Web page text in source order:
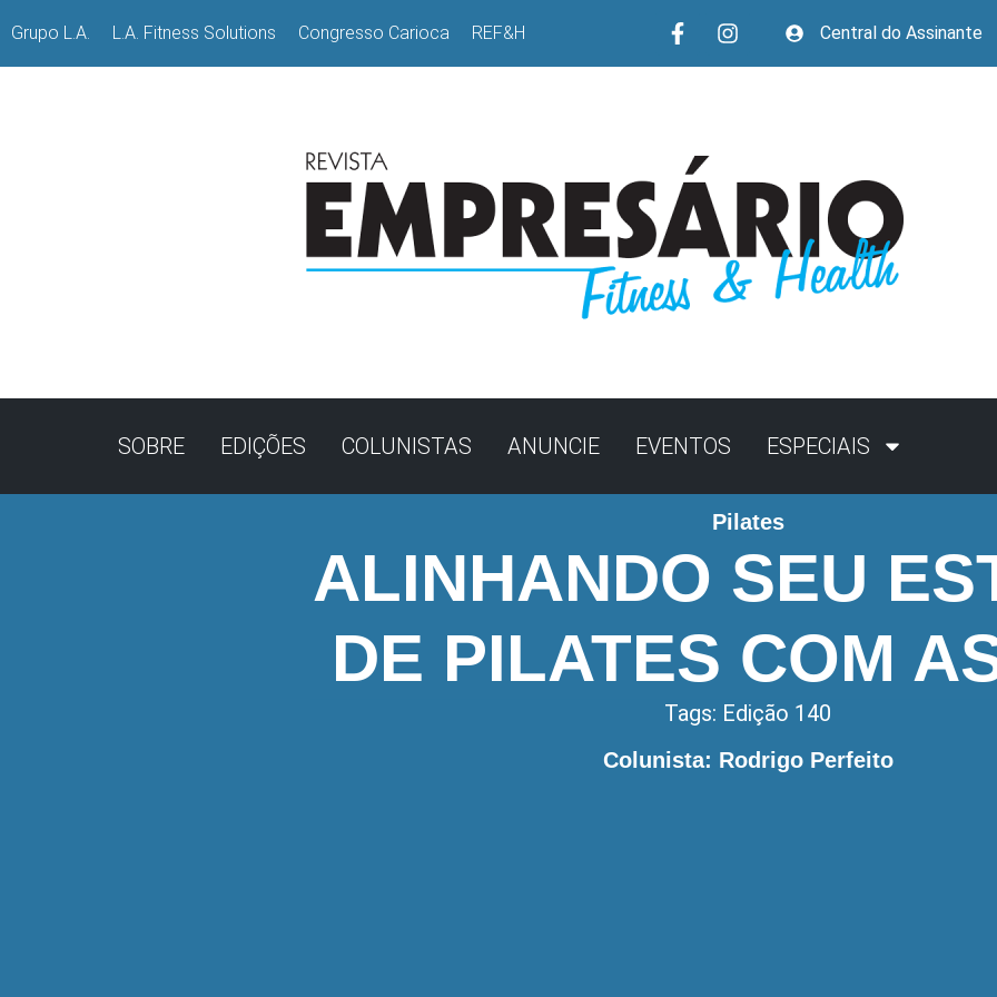
Grupo L.A. L.A. Fitness Solutions Congresso Carioca REF&H Central do Assinante
SOBRE EDIÇÕES COLUNISTAS ANUNCIE EVENTOS ESPECIAIS
Pilates
ALINHANDO SEU
DE PILATES COM
Tags: Edição 140
Colunista: Rodrigo Perfeito